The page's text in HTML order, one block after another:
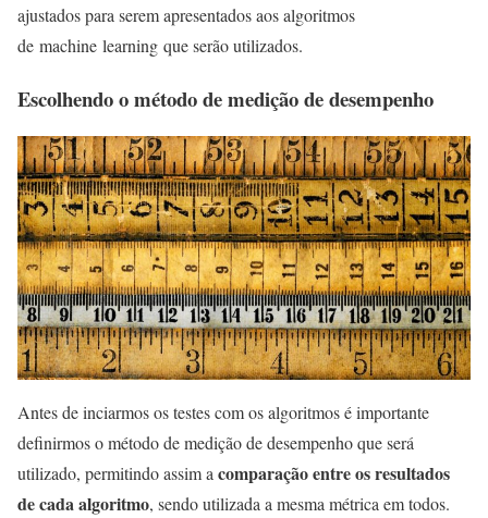
ajustados para serem apresentados aos algoritmos
de machine learning que serão utilizados.
Escolhendo o método de medição de desempenho
Antes de inciarmos os testes com os algoritmos é importante
definirmos o método de medição de desempenho que será
utilizado, permitindo assim acomparação entre os resultados
de cada algoritmo, sendo utilizada a mesma métrica em todos.